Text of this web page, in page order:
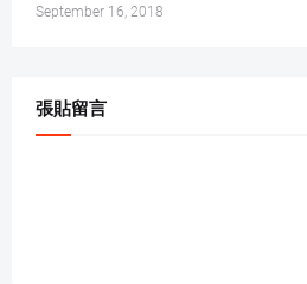
September 16, 2018
張貼留言